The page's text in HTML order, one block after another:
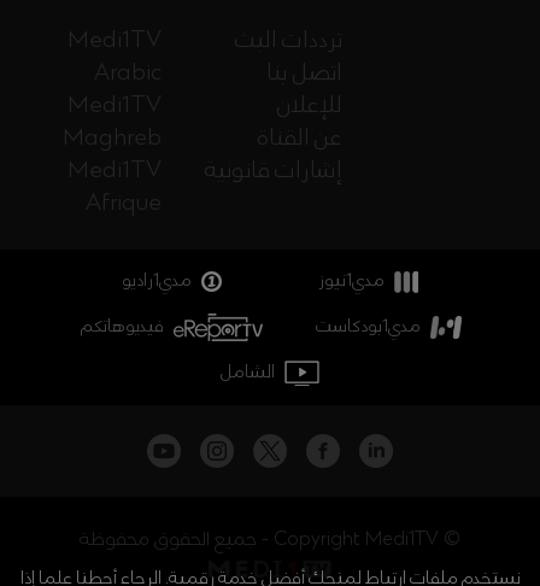
Medi1TV
Arabic
Medi1TV
Maghreb
Medi1TV
Afrique
ترددات البث
اتصل بنا
للإعلان
عن القناة
إشارات قانونية
مدي1نيوز
مدي1راديو
مدي1بودكاست
فيديوهاتكم
الشامل
جميع الحقوق محفوظة - Copyright Medi1TV ©
نستخدم ملفات ارتباط لمنحك أفضل خدمة رقمية. الرجاء أحطنا علما إذا